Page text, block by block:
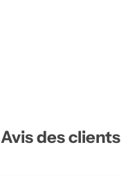
Avis des clients